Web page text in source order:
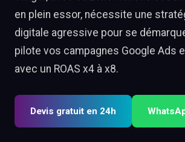
en plein essor, nécessite une
digitale agressive pour se
pilote vos campagnes Google Ads
avec un ROAS x4 à x8.
Devis gratuit en 24h